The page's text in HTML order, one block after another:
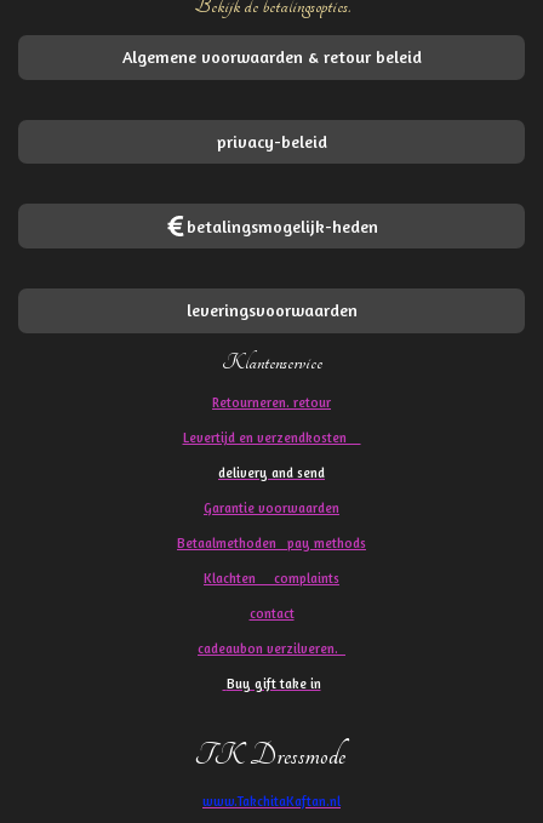
Bekijk de betalingsopties.
Algemene voorwaarden & retour beleid
privacy-beleid
betalingsmogelijk-heden
leveringsvoorwaarden
Klantenservice
Retourneren. retour
Levertijd en verzendkosten
delivery and send
Garantie voorwaarden
Betaalmethoden pay methods
Klachten complaints
contact
cadeaubon verzilveren.
Buy gift take in
TK Dressmode
www.TakchitaKaftan.nl